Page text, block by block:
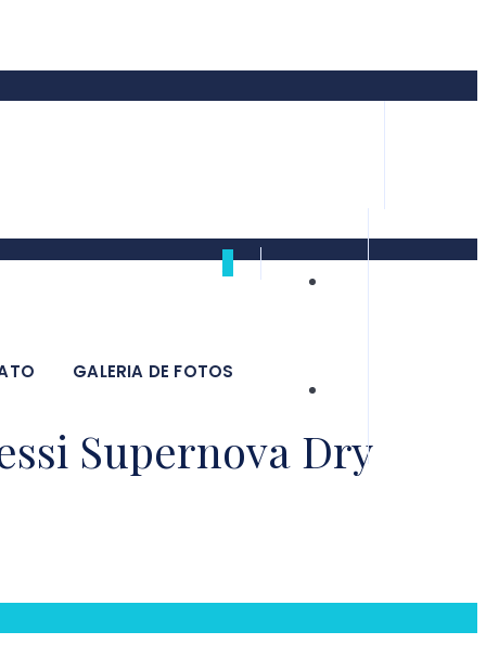
0
GALERIA DE FOTOS
Supernova Dry